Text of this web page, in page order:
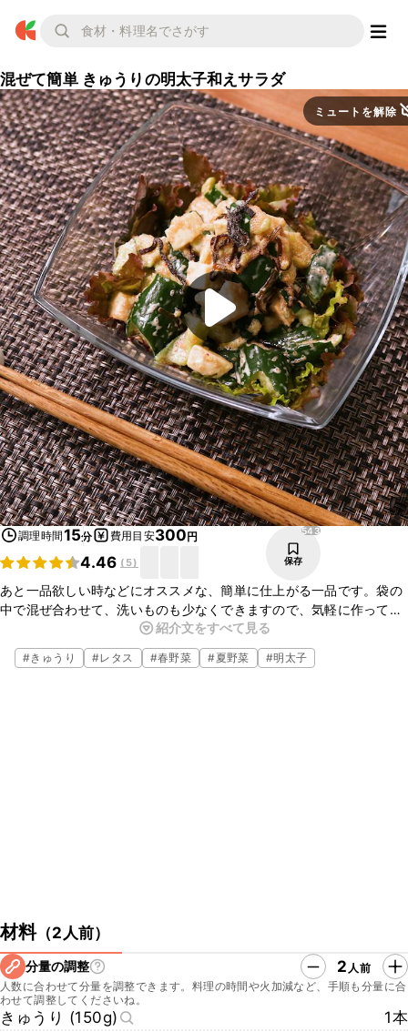
混ぜて簡単 きゅうりの明太子和えサラダ
ミュートを解除
調理時間15分 費用目安300円
4.46 ( 5)
543
保存
あと一品欲しい時などにオススメな、簡単に仕上がる一品です。袋の
中で混ぜ合わせて、洗いものも少なくできますので、気軽に作ってみ
て下さい。きゅうりとモッツァレラチーズが明太子ソースとよく絡み
、濃厚な味わいに仕上がってます。
紹介文をすべて見る
#きゅうり #レタス #春野菜 #夏野菜 #明太子
材料（2人前）
分量の調整 2 人前
人数に合わせて分量を調整できます。料理の時間や火加減など、手順も分量に合
わせて調整してくださいね。
きゅうり (150g)
1本